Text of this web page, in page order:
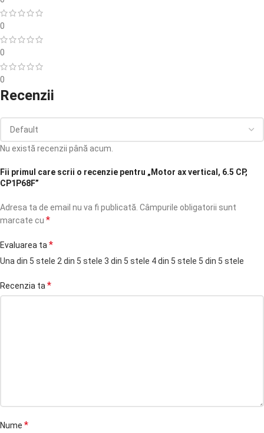
0
0
0
Recenzii
Nu există recenzii până acum.
Fii primul care scrii o recenzie pentru „Motor ax vertical, 6.5 CP,
CP1P68F”
Adresa ta de email nu va fi publicată. Câmpurile obligatorii sunt
marcate cu *
Evaluarea ta *
Una din 5 stele 2 din 5 stele 3 din 5 stele 4 din 5 stele 5 din 5 stele
Recenzia ta *
Nume *